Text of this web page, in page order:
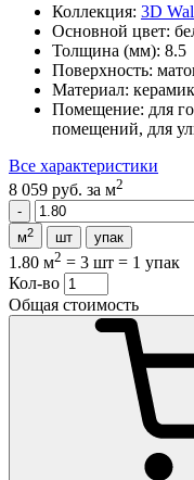
Коллекция: 3D
Основной цвет:
Толщина (мм): 8.5
Поверхность:
Материал:
Помещение: для
помещений, для
Все характеристики
8 059 руб. за м2
м2 шт упак
1.80 м2 = 3 шт = 1 упак
Кол-во
Общая стоимость